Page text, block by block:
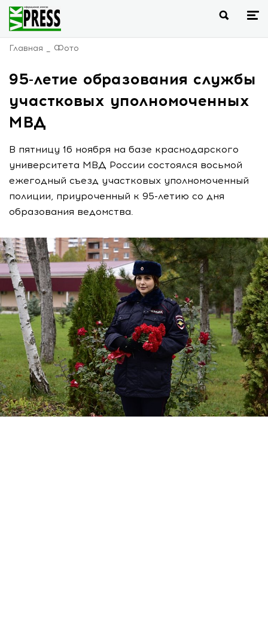
Главная Фото
95-летие образования службы
участковых уполномоченных
МВД
В пятницу 16 ноября на базе краснодарского
университета МВД России состоялся восьмой
ежегодный съезд участковых уполномоченный
полиции, приуроченный к 95-летию со дня
образования ведомства.